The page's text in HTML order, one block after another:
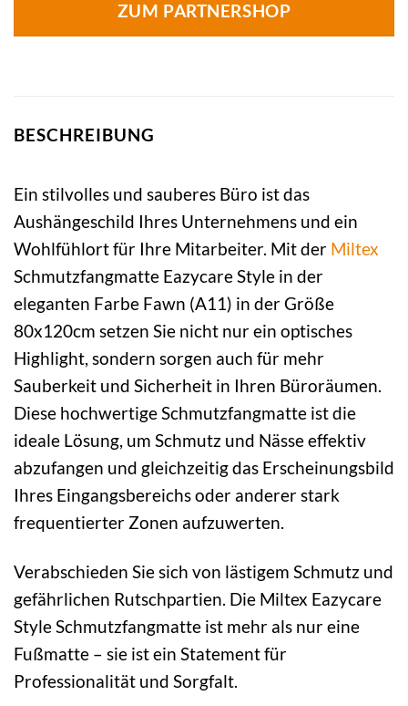
ZUM PARTNERSHOP
BESCHREIBUNG
Ein stilvolles und sauberes Büro ist das
Aushängeschild Ihres Unternehmens und ein
Wohlfühlort für Ihre Mitarbeiter. Mit der Miltex
Schmutzfangmatte Eazycare Style in der
eleganten Farbe Fawn (A11) in der Größe
80x120cm setzen Sie nicht nur ein optisches
Highlight, sondern sorgen auch für mehr
Sauberkeit und Sicherheit in Ihren Büroräumen.
Diese hochwertige Schmutzfangmatte ist die
ideale Lösung, um Schmutz und Nässe effektiv
abzufangen und gleichzeitig das Erscheinungsbild
Ihres Eingangsbereichs oder anderer stark
frequentierter Zonen aufzuwerten.
Verabschieden Sie sich von lästigem Schmutz und
gefährlichen Rutschpartien. Die Miltex Eazycare
Style Schmutzfangmatte ist mehr als nur eine
Fußmatte – sie ist ein Statement für
Professionalität und Sorgfalt.